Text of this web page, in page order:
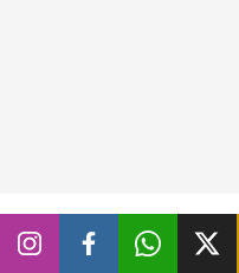
Nata a San Rafael, nella
Willis si era trasferita